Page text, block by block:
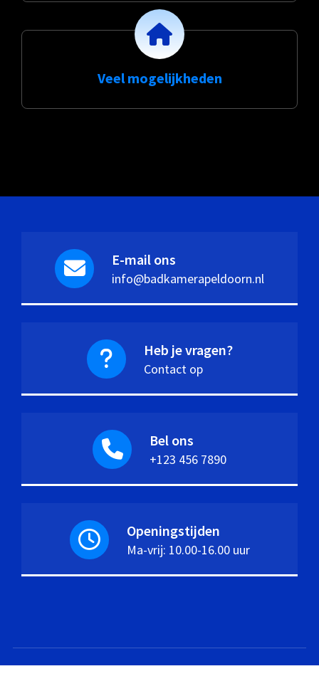
Veel mogelijkheden
E-mail ons
info@badkamerapeldoorn.nl
Heb je vragen?
Contact op
Bel ons
+123 456 7890
Openingstijden
Ma-vrij: 10.00-16.00 uur